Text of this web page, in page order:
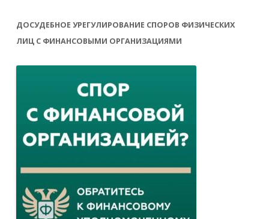
ДОСУДЕБНОЕ УРЕГУЛИРОВАНИЕ СПОРОВ ФИЗИЧЕСКИХ
ЛИЦ С ФИНАНСОВЫМИ ОРГАНИЗАЦИЯМИ